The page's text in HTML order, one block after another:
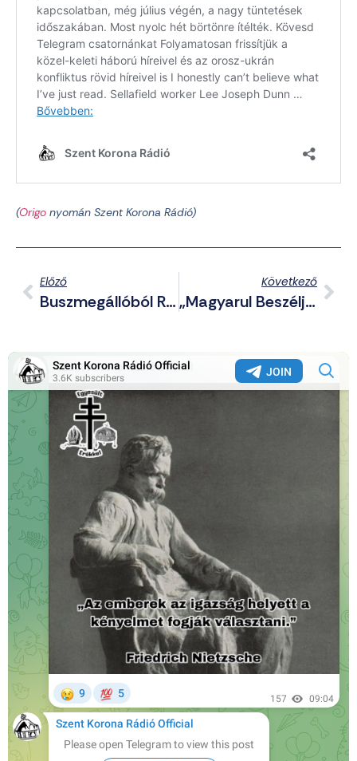
(Origo nyomán Szent Korona Rádió)
Előző
Buszmegállóból Rabolták El Az Orosházi Lányt A Cigány Emberkereskedők
Következő
„Magyarul Beszélj Otthon, Ne Kolozsváron Az Utcán!” – Még Mindig Tombol A Román Sovinizmus Erdélyben